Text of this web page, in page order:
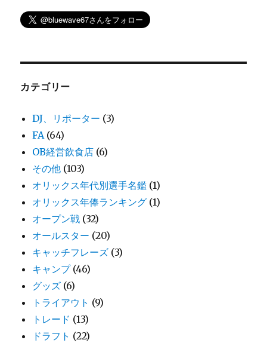
カテゴリー
DJ、リポーター (3)
FA(64)
OB経営飲食店 (6)
その他 (103)
オリックス年代別選手名鑑 (1)
オリックス年俸ランキング (1)
オープン戦 (32)
オールスター (20)
キャッチフレーズ (3)
キャンプ(46)
グッズ (6)
トライアウト (9)
トレード (13)
ドラフト (22)